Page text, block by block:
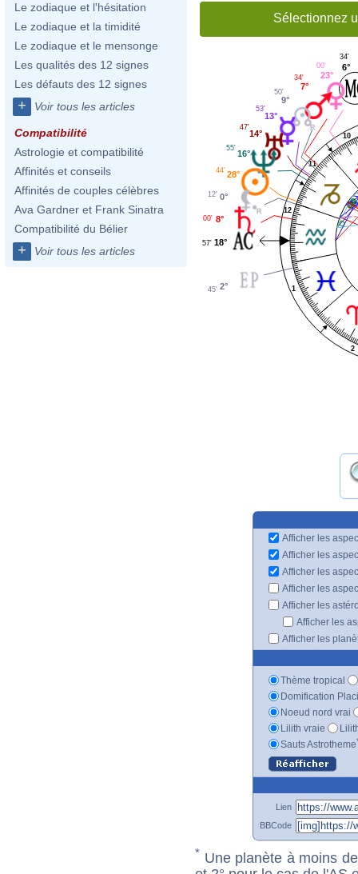
Le zodiaque et l'hésitation
Le zodiaque et la timidité
Le zodiaque et le mensonge
Les qualités des 12 signes
Les défauts des 12 signes
+ Voir tous les articles
Compatibilité
Astrologie et compatibilité
Affinités et conseils
Affinités de couples célèbres
Ava Gardner et Frank Sinatra
Compatibilité du Bélier
+ Voir tous les articles
Sélectionnez
1
2
10
11
12
6°
34'
23°
00'
7°
34'
9°
50'
13°
53'
14°
47'
16°
55'
28°
44'
0°
12'
8°
00'
18°
57'
2°
45'
Afficher les
Afficher les
Afficher les
Afficher les
Afficher les
Afficher les
Afficher les
Thème tropical
Domification
Noeud nord vrai
Lilith vraie
Sauts Astrotheme
Lien
BBCode
* Une planète à moins